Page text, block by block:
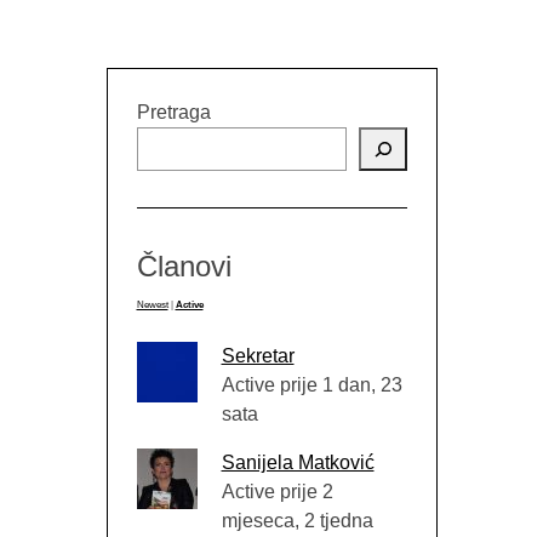
Pretraga
Članovi
Newest Active
Sekretar
Active prije 1 dan, 23
sata
Sanijela Matković
Active prije 2
mjeseca, 2 tjedna